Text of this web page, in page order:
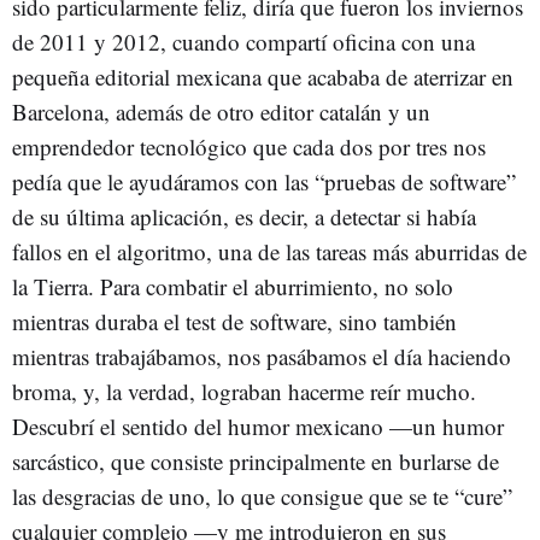
sido particularmente feliz, diría que fueron los inviernos
de 2011 y 2012, cuando compartí oficina con una
pequeña editorial mexicana que acababa de aterrizar en
Barcelona, además de otro editor catalán y un
emprendedor tecnológico que cada dos por tres nos
pedía que le ayudáramos con las “pruebas de software”
de su última aplicación, es decir, a detectar si había
fallos en el algoritmo, una de las tareas más aburridas de
la Tierra. Para combatir el aburrimiento, no solo
mientras duraba el test de software, sino también
mientras trabajábamos, nos pasábamos el día haciendo
broma, y, la verdad, lograban hacerme reír mucho.
Descubrí el sentido del humor mexicano —un humor
sarcástico, que consiste principalmente en burlarse de
las desgracias de uno, lo que consigue que se te “cure”
cualquier complejo —y me introdujeron en sus